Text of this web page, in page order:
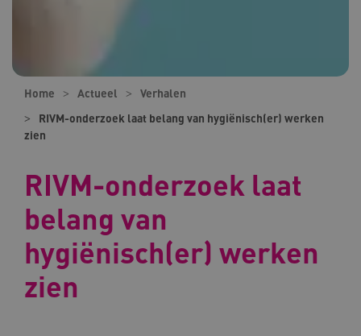
Home Actueel
Verhalen
RIVM-onderzoek laat belang van hygiënisch(er) werken
zien
RIVM-onderzoek laat
belang van
hygiënisch(er) werken
zien